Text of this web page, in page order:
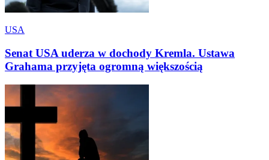
USA
Senat USA uderza w dochody Kremla. Ustawa
Grahama przyjęta ogromną większością